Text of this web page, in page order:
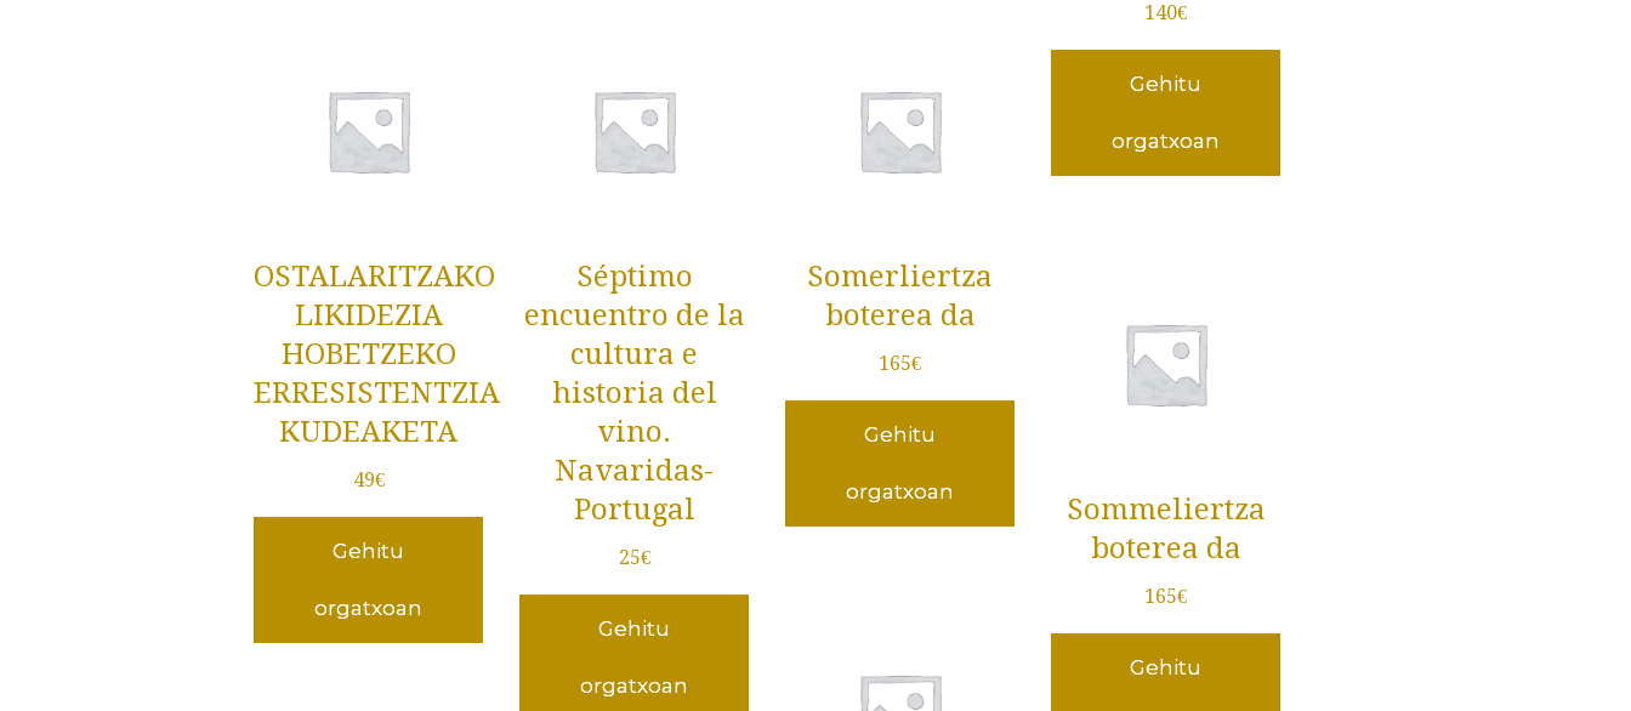
140€
Gehitu
orgatxoan
OSTALARITZAKO
LIKIDEZIA
HOBETZEKO
ERRESISTENTZIA
KUDEAKETA
49€
Gehitu
orgatxoan
Séptimo
encuentro de la
cultura e
historia del
vino.
Navaridas-
Portugal
25€
Gehitu
orgatxoan
Somerliertza
boterea da
165€
Gehitu
orgatxoan
Sommeliertza
boterea da
165€
Gehitu